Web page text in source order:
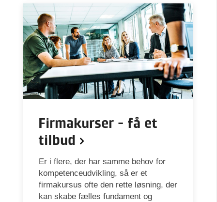
Firmakurser - få et
tilbud
Er i flere, der har samme behov for
kompetenceudvikling, så er et
firmakursus ofte den rette løsning, der
kan skabe fælles fundament og